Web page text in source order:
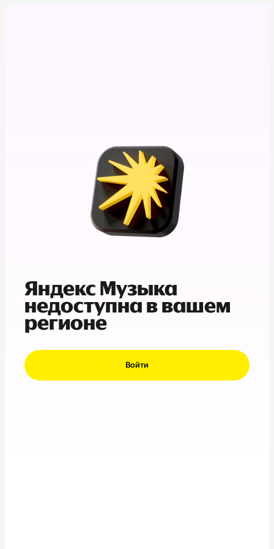
Яндекс Музыка
недоступна в вашем
регионе
Войти